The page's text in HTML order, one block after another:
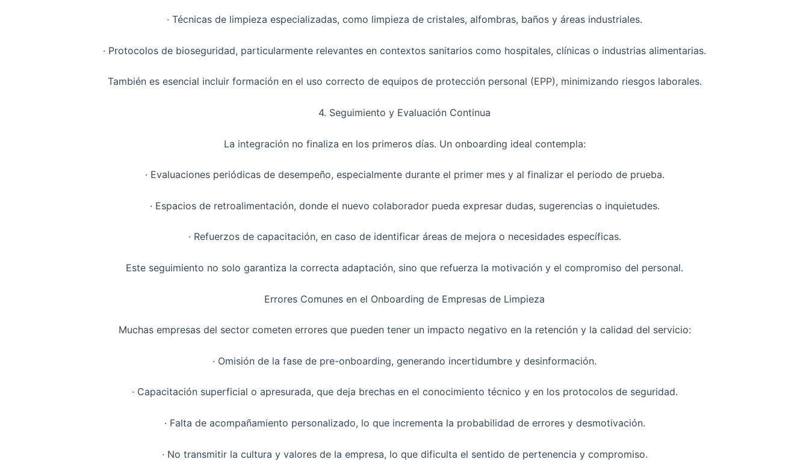
· Técnicas de limpieza especializadas, como limpieza de cristales, alfombras, baños y áreas industriales.
· Protocolos de bioseguridad, particularmente relevantes en contextos sanitarios como hospitales, clínicas o industrias alimentarias.
También es esencial incluir formación en el uso correcto de equipos de protección personal (EPP), minimizando riesgos laborales.
4. Seguimiento y Evaluación Continua
La integración no finaliza en los primeros días. Un onboarding ideal contempla:
· Evaluaciones periódicas de desempeño, especialmente durante el primer mes y al finalizar el periodo de prueba.
· Espacios de retroalimentación, donde el nuevo colaborador pueda expresar dudas, sugerencias o inquietudes.
· Refuerzos de capacitación, en caso de identificar áreas de mejora o necesidades específicas.
Este seguimiento no solo garantiza la correcta adaptación, sino que refuerza la motivación y el compromiso del personal.
Errores Comunes en el Onboarding de Empresas de Limpieza
Muchas empresas del sector cometen errores que pueden tener un impacto negativo en la retención y la calidad del servicio:
· Omisión de la fase de pre-onboarding, generando incertidumbre y desinformación.
· Capacitación superficial o apresurada, que deja brechas en el conocimiento técnico y en los protocolos de seguridad.
· Falta de acompañamiento personalizado, lo que incrementa la probabilidad de errores y desmotivación.
· No transmitir la cultura y valores de la empresa, lo que dificulta el sentido de pertenencia y compromiso.